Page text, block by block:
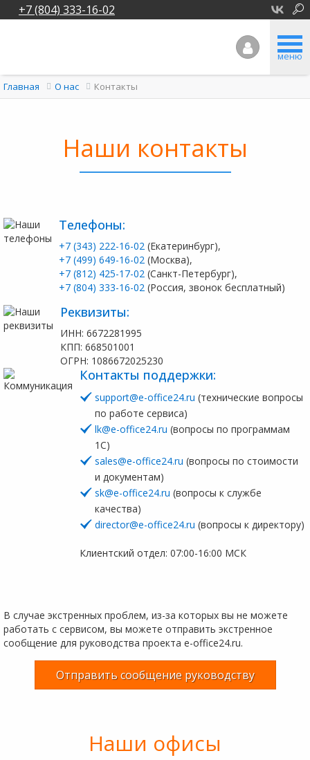
+7 (804) 333-16-02
меню
Главная О нас Контакты
Наши контакты
Телефоны:
+7 (343) 222-16-02 (Екатеринбург),
+7 (499) 649-16-02 (Москва),
+7 (812) 425-17-02 (Санкт-Петербург),
+7 (804) 333-16-02 (Россия, звонок бесплатный)
Реквизиты:
ИНН: 6672281995
КПП: 668501001
ОГРН: 1086672025230
Контакты поддержки:
support@e-office24.ru (технические вопросы
по работе сервиса)
lk@e-office24.ru (вопросы по программам
1С)
sales@e-office24.ru (вопросы по стоимости
и документам)
sk@e-office24.ru (вопросы к службе
качества)
director@e-office24.ru (вопросы к директору)
Клиентский отдел: 07:00-16:00 МСК
В случае экстренных проблем, из-за которых вы не можете
работать с сервисом, вы можете отправить экстренное
сообщение для руководства проекта e-office24.ru.
Отправить сообщение руководству
Наши офисы